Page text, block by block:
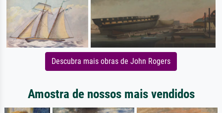
Descubra mais obras de John Rogers
Amostra de nossos mais vendidos